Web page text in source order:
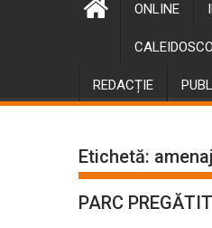
ONLINE
REDACȚIE
Etichetă:
PARC